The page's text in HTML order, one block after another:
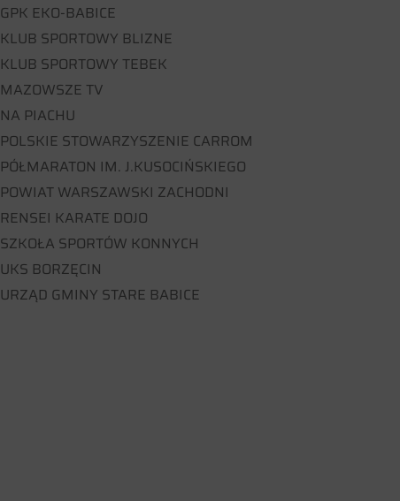
GPK EKO-BABICE
KLUB SPORTOWY BLIZNE
KLUB SPORTOWY TEBEK
MAZOWSZE TV
NA PIACHU
POLSKIE STOWARZYSZENIE CARROM
PÓŁMARATON IM. J.KUSOCIŃSKIEGO
POWIAT WARSZAWSKI ZACHODNI
RENSEI KARATE DOJO
SZKOŁA SPORTÓW KONNYCH
UKS BORZĘCIN
URZĄD GMINY STARE BABICE